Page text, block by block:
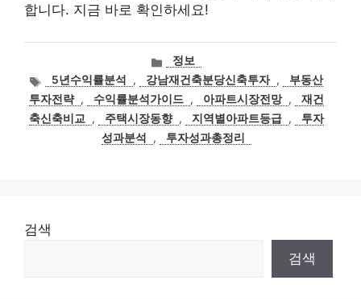
합니다. 지금 바로 확인하세요!
카
테
고
리
정보
태
그
5년수익률분석 , 강남재건축분당신축투자 ,
부동산
투자전략 , 수익률분석가이드 , 아파트시장전망 ,
재건
축신축비교
, 주택시장동향 , 지역별아파트등급 ,
투자
성과분석
, 투자성과총정리
검색
검색